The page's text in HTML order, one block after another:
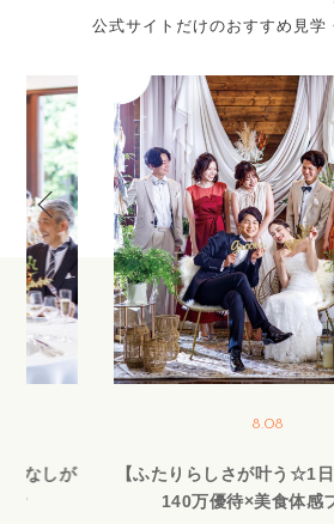
公式サイトだけのおすすめ見学
てなしが
食
8.08
【ふたりらしさが叶う☆1
140万優待×美食体感